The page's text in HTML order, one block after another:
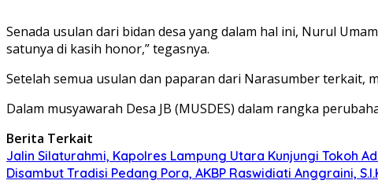
Senada usulan dari bidan desa yang dalam hal ini, Nurul
satunya di kasih honor,” tegasnya.
Setelah semua usulan dan paparan dari Narasumber terkait,
Dalam musyawarah Desa JB (MUSDES) dalam rangka
Berita Terkait
Jalin Silaturahmi, Kapolres Lampung Utara Kunjungi Tokoh
Disambut Tradisi Pedang Pora, AKBP Raswidiati Anggraini,